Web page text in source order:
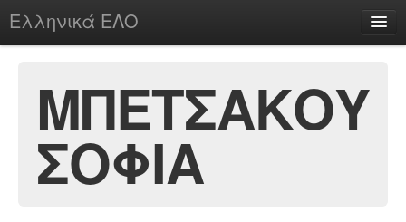
Ελληνικά ΕΛΟ
chesstu.be @ discord
Login
ΜΠΕΤΣΑΚΟΥ
ΣΟΦΙΑ